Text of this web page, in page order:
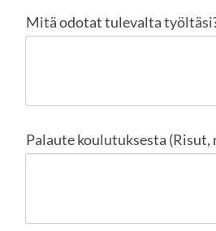
Mitä odotat tulevalta
Palaute koulutuksesta (Risut,